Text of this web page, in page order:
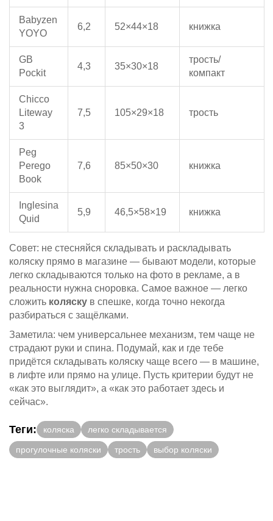
Babyzen
YOYO
6,2 52×44×18 книжка
GB
Pockit
4,3 35×30×18
трость/
компакт
Chicco
Liteway
3
7,5 105×29×18 трость
Peg
Perego
Book
7,6 85×50×30 книжка
Inglesina
Quid
5,9 46,5×58×19 книжка
Совет: не стесняйся складывать и раскладывать
коляску прямо в магазине — бывают модели, которые
легко складываются только на фото в рекламе, а в
реальности нужна сноровка. Самое важное — легко
сложить коляску в спешке, когда точно некогда
разбираться с защёлками.
Заметила: чем универсальнее механизм, тем чаще не
страдают руки и спина. Подумай, как и где тебе
придётся складывать коляску чаще всего — в машине,
в лифте или прямо на улице. Пусть критерии будут не
«как это выглядит», а «как это работает здесь и
сейчас».
Теги: коляска легко складывается
прогулочные коляски трость выбор коляски